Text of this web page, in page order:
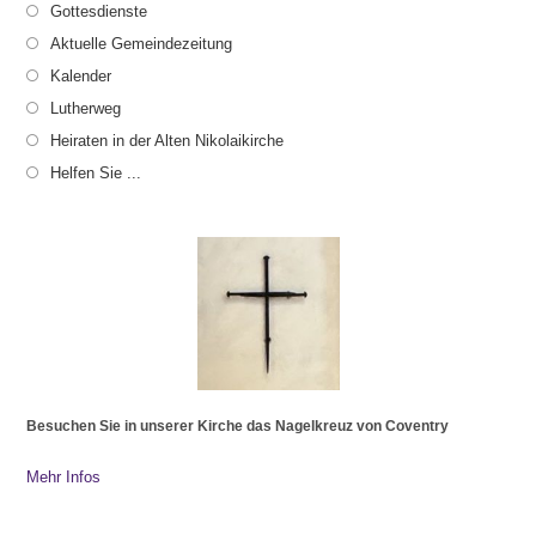
Gottesdienste
Aktuelle Gemeindezeitung
Kalender
Lutherweg
Heiraten in der Alten Nikolaikirche
Helfen Sie ...
Besuchen Sie in unserer Kirche das Nagelkreuz von Coventry
Mehr Infos